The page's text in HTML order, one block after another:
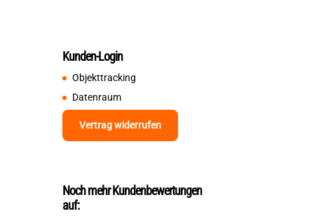
Kunden-Login
Objekttracking
Datenraum
Vertrag widerrufen
Noch mehr Kundenbewertungen
auf: